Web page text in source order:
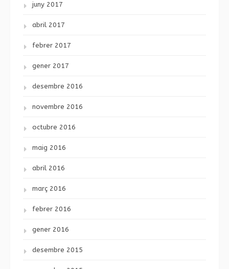
juny 2017
abril 2017
febrer 2017
gener 2017
desembre 2016
novembre 2016
octubre 2016
maig 2016
abril 2016
març 2016
febrer 2016
gener 2016
desembre 2015